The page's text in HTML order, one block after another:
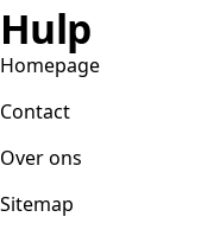
Hulp
Homepage
Contact
Over ons
Sitemap